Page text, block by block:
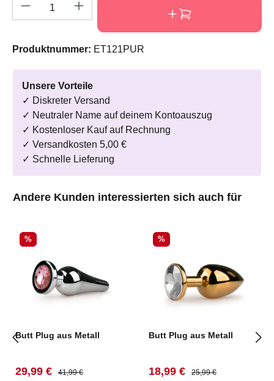
Produkt Anzahl: Gib den gewünschten
Produktnummer: ET121PUR
Unsere Vorteile
✓ Diskreter Versand
✓ Neutraler Name auf deinem Kontoauszug
✓ Kostenloser Kauf auf Rechnung
✓ Versandkosten 5,00 €
✓ Schnelle Lieferung
Produktgalerie überspringen
Andere Kunden interessierten sich auch für
Rabatt
%
Butt Plug aus Metall
Verkaufspreis:
29,99 € Regulärer Preis:
41,99 €
Rabatt
%
Butt Plug aus Metall
Verkaufspreis:
18,99 € Regulärer Preis:
25,99 €